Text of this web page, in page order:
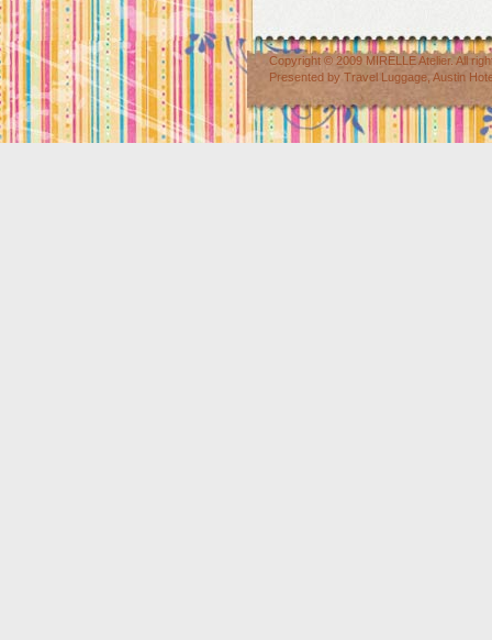
Copyright © 2009 MIRELLE Atelier. All
Presented by Travel Luggage Austin